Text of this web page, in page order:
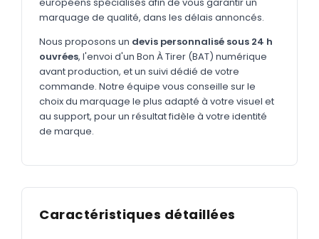
Verres & déjeuner
Technologie
Vêtements
Outils & porte-clés
Cuisine
marquage de qualité, dans les délais annoncés.
Nous proposons un devis personnalisé sous 24 h
ouvrées, l'envoi d'un Bon À Tirer (BAT) numérique
avant production, et un suivi dédié de votre
commande. Notre équipe vous conseille sur le
choix du marquage le plus adapté à votre visuel et
au support, pour un résultat fidèle à votre identité
de marque.
Caractéristiques détaillées